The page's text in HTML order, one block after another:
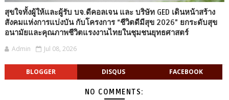
สุขใจทั้งผู้ให้และผู้รับ บจ.ดีคอลเจน และ บริษัท GED เดินหน้าสร้าง
สังคมแห่งการแบ่งบัน กับโครงการ “ชีวิตดีมีสุข 2026” ยกระดับสุข
อนามัยและคุณภาพชีวิตแรงงานไทยในชุมชนยุทธศาสตร์
Admin Jul 08, 2026
BLOGGER DISQUS FACEBOOK
NO COMMENTS: